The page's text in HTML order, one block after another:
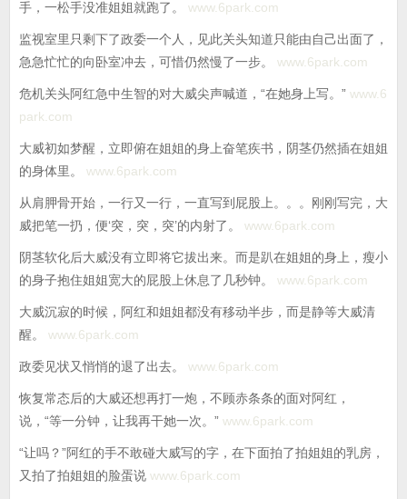
手，一松手没准姐姐就跑了。
www.6park.com
监视室里只剩下了政委一个人，见此关头知道只能由自己出面了，
急急忙忙的向卧室冲去，可惜仍然慢了一步。
www.6park.com
危机关头阿红急中生智的对大威尖声喊道，“在她身上写。” www.6
park.com
大威初如梦醒，立即俯在姐姐的身上奋笔疾书，阴茎仍然插在姐姐
的身体里。
www.6park.com
从肩胛骨开始，一行又一行，一直写到屁股上。。。刚刚写完，大
威把笔一扔，便‘突，突，突’的内射了。
www.6park.com
阴茎软化后大威没有立即将它拔出来。而是趴在姐姐的身上，瘦小
的身子抱住姐姐宽大的屁股上休息了几秒钟。
www.6park.com
大威沉寂的时候，阿红和姐姐都没有移动半步，而是静等大威清
醒。
www.6park.com
政委见状又悄悄的退了出去。 www.6park.com
恢复常态后的大威还想再打一炮，不顾赤条条的面对阿红，
说，“等一分钟，让我再干她一次。” www.6park.com
“让吗？”阿红的手不敢碰大威写的字，在下面拍了拍姐姐的乳房，
又拍了拍姐姐的脸蛋说 www.6park.com